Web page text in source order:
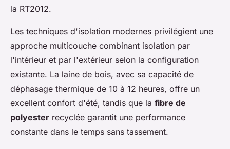
la RT2012.
Les techniques d'isolation modernes privilégient une
approche multicouche combinant isolation par
l'intérieur et par l'extérieur selon la configuration
existante. La laine de bois, avec sa capacité de
déphasage thermique de 10 à 12 heures, offre un
excellent confort d'été, tandis que la fibre de
polyester recyclée garantit une performance
constante dans le temps sans tassement.